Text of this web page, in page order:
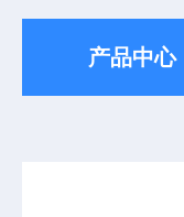
产品中心